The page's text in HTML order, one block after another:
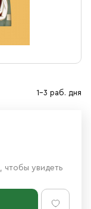
1-3 раб. дня
, чтобы увидеть